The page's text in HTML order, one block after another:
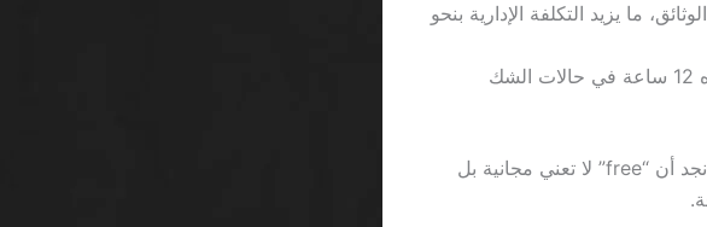
ما يزيد التكلفة الإدارية بنحو
التحقق من عنوان IP الذي يضيف تأخيرًا إضافيًا قدره 12 ساعة في حالات الشك
عند مقارنة هذه الشروط مع وعد “free spins” في إعلان ما، نجد أن “free” لا تعني مجانية بل